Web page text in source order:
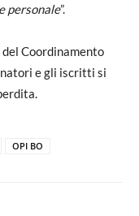
personale”.
Coordinamento
e gli iscritti si
OPI BO